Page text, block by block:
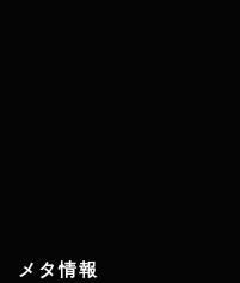
メタ情報